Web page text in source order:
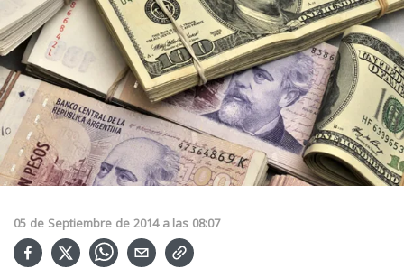
05 de Septiembre de 2014 a las 08:07